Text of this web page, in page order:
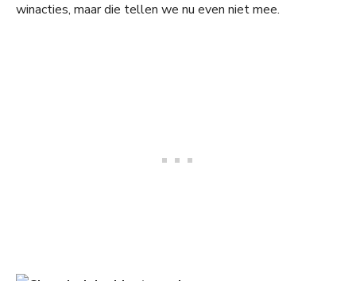
winacties, maar die tellen we nu even niet mee.